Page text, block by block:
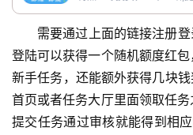
需要通过上面的链接注册
登陆可以获得一个随机额度红
新手任务，还能额外获得几块
首页或者任务大厅里面领取任务
提交任务通过审核就能得到相